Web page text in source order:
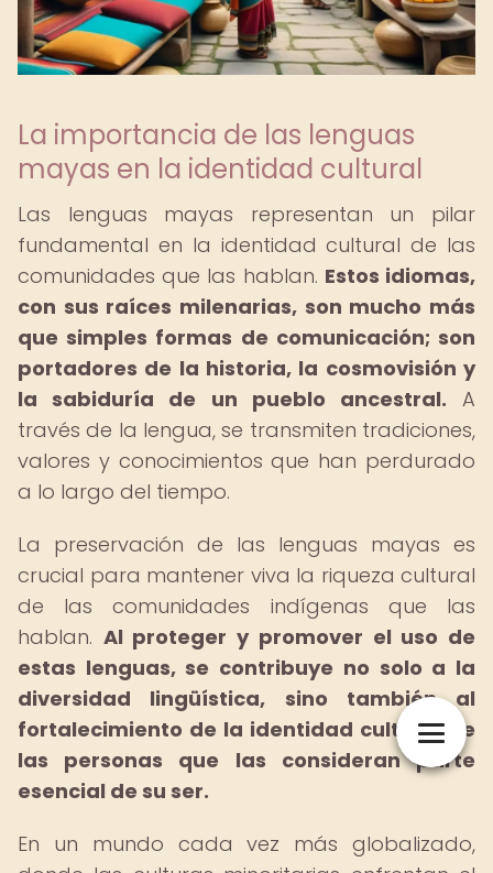
La importancia de las lenguas
mayas en la identidad cultural
Las lenguas mayas representan un pilar
fundamental en la identidad cultural de las
comunidades que las hablan. Estos idiomas,
con sus raíces milenarias, son mucho más
que simples formas de comunicación; son
portadores de la historia, la cosmovisión y
la sabiduría de un pueblo ancestral. A
través de la lengua, se transmiten tradiciones,
valores y conocimientos que han perdurado
a lo largo del tiempo.
La preservación de las lenguas mayas es
crucial para mantener viva la riqueza cultural
de las comunidades indígenas que las
hablan. Al proteger y promover el uso de
estas lenguas, se contribuye no solo a la
diversidad lingüística, sino también al
fortalecimiento de la identidad cultural de
las personas que las consideran parte
esencial de su ser.
En un mundo cada vez más globalizado,